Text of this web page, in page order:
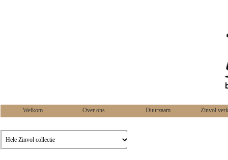
Welkom Over ons.. Duurzaam Zinvol